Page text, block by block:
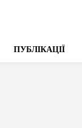
ПУБЛІКАЦІЇ